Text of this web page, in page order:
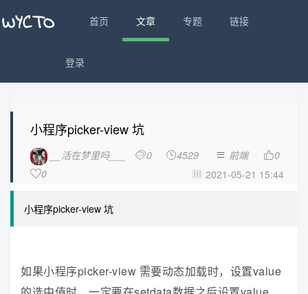
首页 文章 专题 链接
登录
小程序picker-view 坑
__活在梦里吗___ 0 4529  前端 0
0  2021-05-21 15:44
小程序picker-view 坑
如果小程序picker-view 需要动态加载时，设置value